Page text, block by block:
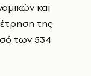
και
της
των 534